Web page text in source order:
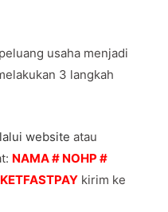
usaha menjadi
3 langkah
website atau
NAMA # NOHP #
kirim ke